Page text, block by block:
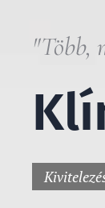
"Több,